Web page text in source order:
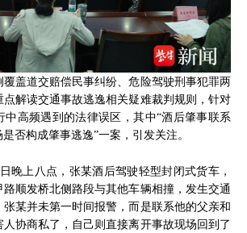
盖道交赔偿民事纠纷、危险驾驶刑事犯罪两
解读交通事故逃逸相关疑难裁判规则，针对
中高频遇到的法律误区，其中“酒后肇事联系
否构成肇事逃逸”一案，引发关注。
晚上八点，张某酒后驾驶轻型封闭式货车，
顺发桥北侧路段与其他车辆相撞，发生交通
某并未第一时间报警，而是联系他的父亲和
协商私了，自己则直接离开事故现场回到了